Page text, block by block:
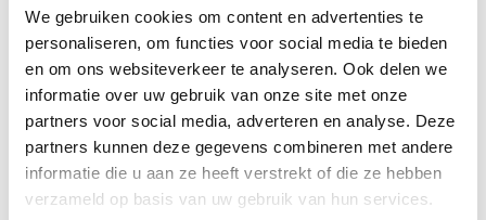
We gebruiken cookies om content en advertenties te
personaliseren, om functies voor social media te bieden
en om ons websiteverkeer te analyseren. Ook delen we
informatie over uw gebruik van onze site met onze
partners voor social media, adverteren en analyse. Deze
partners kunnen deze gegevens combineren met andere
informatie die u aan ze heeft verstrekt of die ze hebben
verzameld op basis van uw gebruik van hun services.
Multimove, ook voor
(toekomstige) G-sporters
G-Multimove
is voor kinderen met specifieke
noden de ideale manier om hun motorische
vaardigheden te ontdekken.
Meerdere ervaren sportleerkrachten begeleiden
een groep van zes G-sportertjes, de ' Sprinkels'. Ze